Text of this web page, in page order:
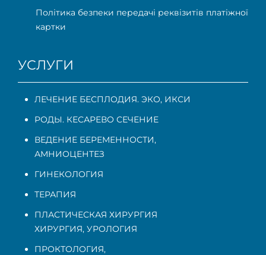
Політика безпеки передачі реквізитів платіжної
картки
УСЛУГИ
ЛЕЧЕНИЕ БЕСПЛОДИЯ. ЭКО, ИКСИ
РОДЫ. КЕСАРЕВО СЕЧЕНИЕ
ВЕДЕНИЕ БЕРЕМЕННОСТИ,
АМНИОЦЕНТЕЗ
ГИНЕКОЛОГИЯ
ТЕРАПИЯ
ПЛАСТИЧЕСКАЯ ХИРУРГИЯ
ХИРУРГИЯ, УРОЛОГИЯ
ПРОКТОЛОГИЯ,